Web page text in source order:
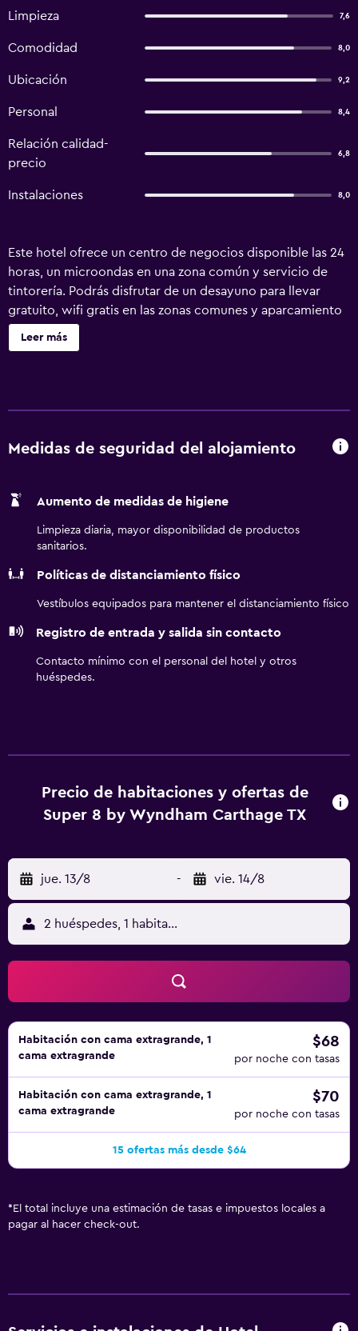
Limpieza 7,6
Comodidad 8,0
Ubicación 9,2
Personal 8,4
Relación calidad-
precio
6,8
Instalaciones 8,0
Este hotel ofrece un centro de negocios disponible las 24
horas, un microondas en una zona común y servicio de
tintorería. Podrás disfrutar de un desayuno para llevar
gratuito, wifi gratis en las zonas comunes y aparcamiento
gratuito. También encontrarás lavandería, servicio de
recepción 24 horas y una sala de ordenadores. Super 8 by
televisión por satélite con canales de suscripción. Se
personal gratuitos. Este hotel en Cartago ofrece acceso a
negocios incluyen escritorio y sillas de oficina, además de
existir restricciones). Las habitaciones también incluyen
tabla de planchar con plancha y cortinas opacas. Se
Leer más
Medidas de seguridad del alojamiento
Aumento de medidas de higiene
Limpieza diaria, mayor disponibilidad de productos
sanitarios.
Políticas de distanciamiento físico
Vestíbulos equipados para mantener el distanciamiento físico
Registro de entrada y salida sin contacto
Contacto mínimo con el personal del hotel y otros
huéspedes.
Precio de habitaciones y ofertas de
Super 8 by Wyndham Carthage TX
jue. 13/8 - vie. 14/8
2 huéspedes, 1 habitación
Habitación con cama extragrande, 1
cama extragrande
$68
por noche con tasas
Habitación con cama extragrande, 1
cama extragrande
$70
por noche con tasas
15 ofertas más desde $64
* El total incluye una estimación de tasas e impuestos locales a
pagar al hacer check-out.